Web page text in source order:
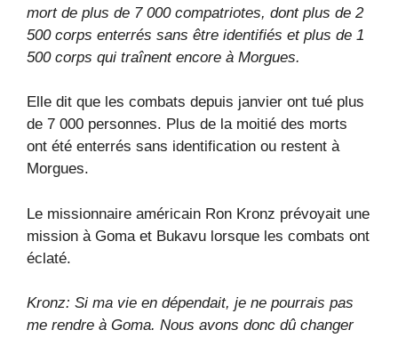
mort de plus de 7 000 compatriotes, dont plus de 2
500 corps enterrés sans être identifiés et plus de 1
500 corps qui traînent encore à Morgues.
Elle dit que les combats depuis janvier ont tué plus
de 7 000 personnes. Plus de la moitié des morts
ont été enterrés sans identification ou restent à
Morgues.
Le missionnaire américain Ron Kronz prévoyait une
mission à Goma et Bukavu lorsque les combats ont
éclaté.
Kronz: Si ma vie en dépendait, je ne pourrais pas
me rendre à Goma. Nous avons donc dû changer